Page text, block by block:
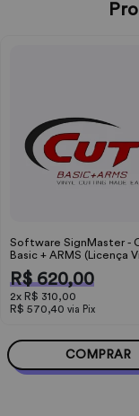
Software SignMaster -
Basic + ARMS (Licença
R$ 620,00
2x R$ 310,00
R$ 570,40 via Pix
COMPRAR